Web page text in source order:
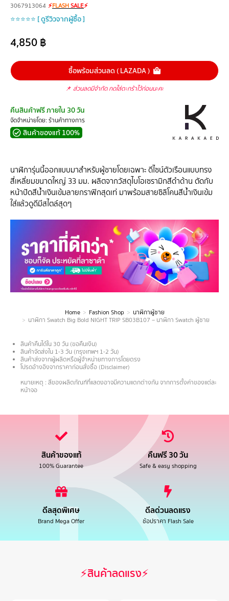
3067913064 ⚡FLASHSALE⚡
⭐⭐⭐⭐⭐ [ ดูรีวิวจากผู้ซื้อ ]
4,850฿
ซื้อพร้อมส่วนลด ( LAZADA )
📌 ส่วนลดมีจำกัด กดใส่ตะกร้าไว้ก่อนนะคะ
คืนสินค้าฟรี ภายใน 30 วัน
จัดจำหน่ายโดย: ร้านค้าทางการ
สินค้าของแท้ 100%
นาฬิการุ่นนี้ออกแบบมาสำหรับผู้ชายโดยเฉพาะ ดีไซน์ตัวเรือนแบบทรง
สี่เหลี่ยมขนาดใหญ่ 33 มม. ผลิตจากวัสดุไบโอเซรามิกสีดำด้าน ตัดกับ
หน้าปัดสีน้ำเงินเข้มลายกราฟิกสุดเท่ มาพร้อมสายซิลิโคนสีน้ำเงินเข้ม
ใส่แล้วดูดีมีสไตล์สุดๆ
Home Fashion Shop
นาฬิกาผู้ชาย
นาฬิกา Swatch Big Bold NIGHT TRIP SB03B107 – นาฬิกา Swatch ผู้ชาย
สินค้าคืนได้ใน 30 วัน (ขอคืนเงิน)
สินค้าจัดส่งใน 1-3 วัน (กรุงเทพฯ 1-2 วัน)
สินค้าส่งจากผู้ผลิตหรือผู้จำหน่ายทางการโดยตรง
โปรดอ้างอิงจากราคาก่อนสั่งซื้อ (Disclaimer)
หมายเหตุ : สีของผลิตภัณฑ์ที่แสดงอาจมีความแตกต่างกัน จากการตั้งค่าของแต่ละ
หน้าจอ
สินค้าของแท้
100% Guarantee
คืนฟรี 30 วัน
Safe & easy shopping
ดีลสุดพิเศษ
Brand Mega Offer
ดีลด่วนลดแรง
ช้อปราคา Flash Sale
⚡สินค้าลดแรง⚡